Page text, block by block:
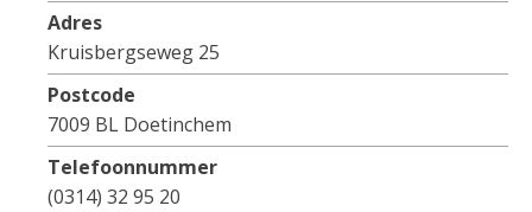
Adres
Kruisbergseweg 25
Postcode
7009 BL Doetinchem
Telefoonnummer
(0314) 32 95 20